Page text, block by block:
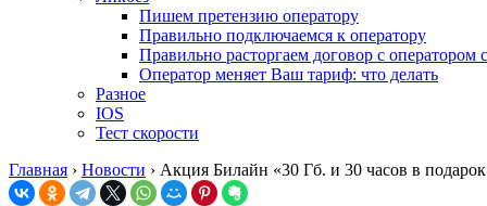
Пишем претензию оператору
Правильно подключаемся к оператору
Правильно расторгаем договор с оператором
Оператор меняет Ваш тариф: что делать
Разное
IOS
Тест скорости
Главная › Новости › Акция Билайн «30 Гб. и 30 часов в